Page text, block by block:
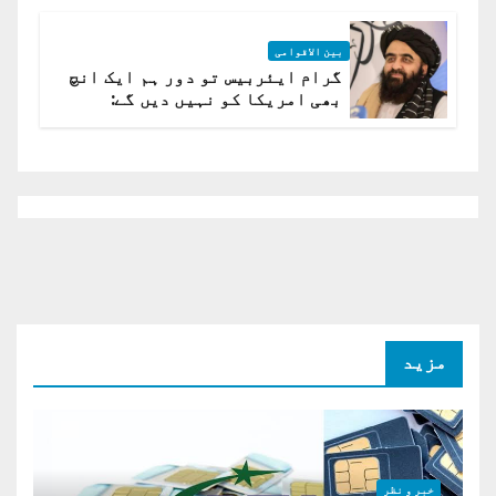
بین الاقوامی
گرام ایئربیس تو دور ہم ایک انچ
بھی امریکا کو نہیں دیں گے:
مزید
خبر و نظر